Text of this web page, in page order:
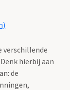
verschillende
hierbij aan
de